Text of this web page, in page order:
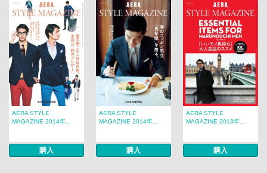
AERA STYLE
MAGAZINE 2014年...
購入
AERA STYLE
MAGAZINE 2014年...
購入
AERA STYLE
MAGAZINE 2013年...
購入